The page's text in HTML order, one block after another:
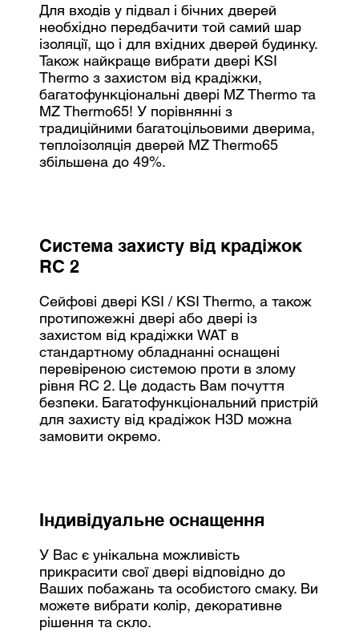
Для входів у підвал і бічних дверей
необхідно передбачити той самий шар
ізоляції, що і для вхідних дверей будинку.
Також найкраще вибрати двері KSI
Thermo з захистом від крадіжки,
багатофункціональні двері MZ Thermo та
MZ Thermo65! У порівнянні з
традиційними багатоцільовими дверима,
теплоізоляція дверей MZ Thermo65
збільшена до 49%.
Система захисту від крадіжок
RC 2
Сейфові двері KSI / KSI Thermo, а також
протипожежні двері або двері із
захистом від крадіжки WAT в
стандартному обладнанні оснащені
перевіреною системою проти в злому
рівня RC 2. Це додасть Вам почуття
безпеки. Багатофункціональний пристрій
для захисту від крадіжок H3D можна
замовити окремо.
Індивідуальне оснащення
У Вас є унікальна можливість
прикрасити свої двері відповідно до
Ваших побажань та особистого смаку. Ви
можете вибрати колір, декоративне
рішення та скло.